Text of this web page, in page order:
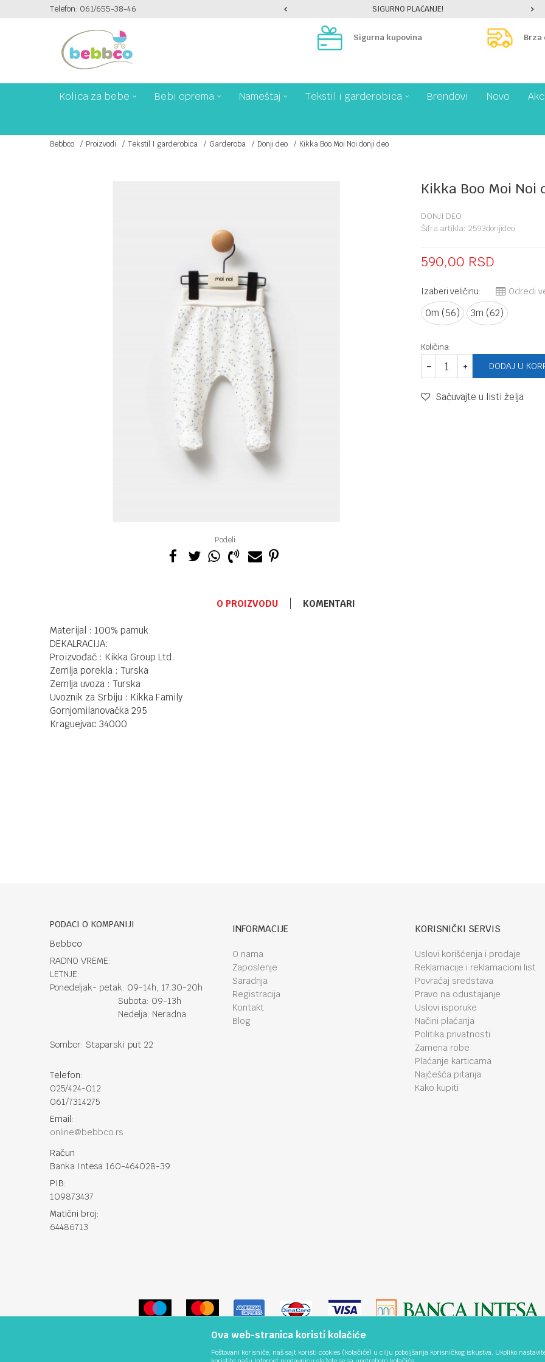
Telefon: 061/655-38-46PLAĆANJE PLATNIM KARTICAMA NA 6 RATA! SIGURNO PLAĆANJE!
Sigurna kupovina Brza
Kolica za bebe Bebi oprema Nameštaj Tekstil i garderobica Brendovi Novo
Bebbco Proizvodi Tekstil I garderobica Garderoba Donji deo Kikka Boo Moi Noi donji deo
Podeli
Kikka Boo Moi Noi
DONJI DEO
Šifra artikla: 2593donjideo
590,00 RSD
Izaberi veličinu: Odredi
0m (56) 3m (62)
Količina:
DODAJ U
Sačuvajte u listi želja
O PROIZVODU KOMENTARI
Materijal : 100% pamuk
DEKALRACIJA:
Proizvođač : Kikka Group Ltd.
Zemlja porekla : Turska
Zemlja uvoza : Turska
Uvoznik za Srbiju : Kikka Family
Gornjomilanovačka 295
Kraguejvac 34000
PODACI O KOMPANIJI
Bebbco
RADNO VREME:
LETNJE:
Ponedeljak- petak: 09-14h, 17.30-20h
Subota: 09-13h
Nedelja: Neradna
Sombor: Staparski put 22
Telefon:
025/424-012
061/7314275
Email:
online@bebbco.rs
Račun
Banka Intesa 160-464028-39
PIB:
109873437
Matični broj:
64486713
INFORMACIJE
O nama
Zaposlenje
Saradnja
Registracija
Kontakt
Blog
KORISNIČKI SERVIS
Uslovi korišćenja i prodaje
Reklamacije i reklamacioni list
Povraćaj sredstava
Pravo na odustajanje
Uslovi isporuke
Načini plaćanja
Politika privatnosti
Zamena robe
Plaćanje karticama
Najčešća pitanja
Kako kupiti
Ova web-stranica koristi kolačiće
Poštovani korisniče, naš sajt koristi cookies (kolačiće) u cilju poboljšanja korisničkog iskustva. Ukoliko